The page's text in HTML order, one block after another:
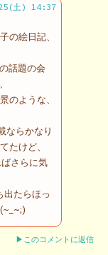
土) 14:37
の絵日記、
話題の会
のような、
ならかなり
たけど、
さらに気
出たらほっ
▶このコメントに返信